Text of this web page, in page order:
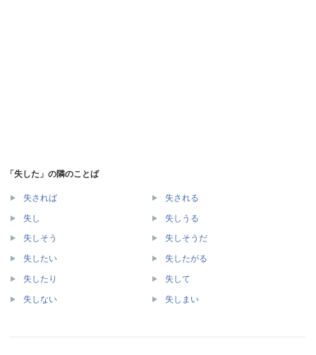
「失した」の隣のことば
失されば 失される
失し 失しうる
失しそう 失しそうだ
失したい 失したがる
失したり 失して
失しない 失しまい